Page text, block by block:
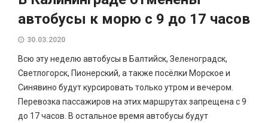
автобусы к морю с 9 до 17 часов
30.03.2020
Всю эту неделю автобусы в Балтийск, Зеленоградск,
Светлогорск, Пионерский, а также посёлки Морское и
Синявино будут курсировать только утром и вечером.
Перевозка пассажиров на этих маршрутах запрещена с 9
до 17 часов. В остальное время автобусы будут